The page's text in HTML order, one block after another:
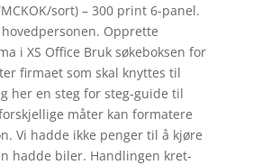
sort) – 300 print 6-panel.
Opprette
i XS Office Bruk søkeboksen for
firmaet som skal knyttes til
her en steg for steg-guide til
måter kan formatere
Vi hadde ikke penger til å kjøre
hadde biler. Handlingen kret-